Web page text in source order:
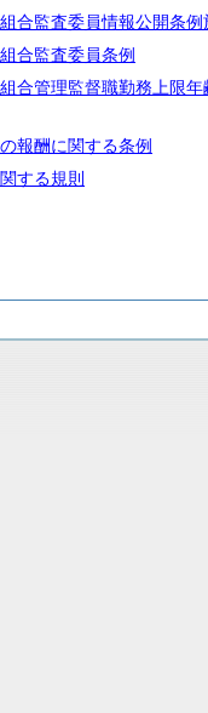
合監査委員情報公開条例
合監査委員条例
合管理監督職勤務上限
報酬に関する条例
する規則